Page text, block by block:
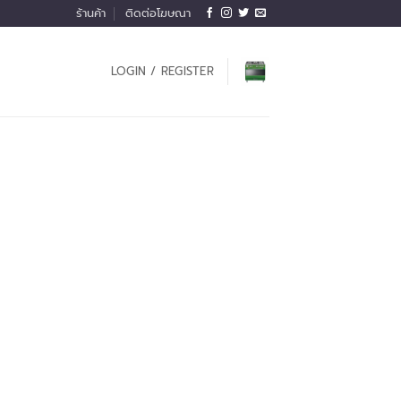
ร้านค้า ติดต่อโฆษณา
LOGIN / REGISTER